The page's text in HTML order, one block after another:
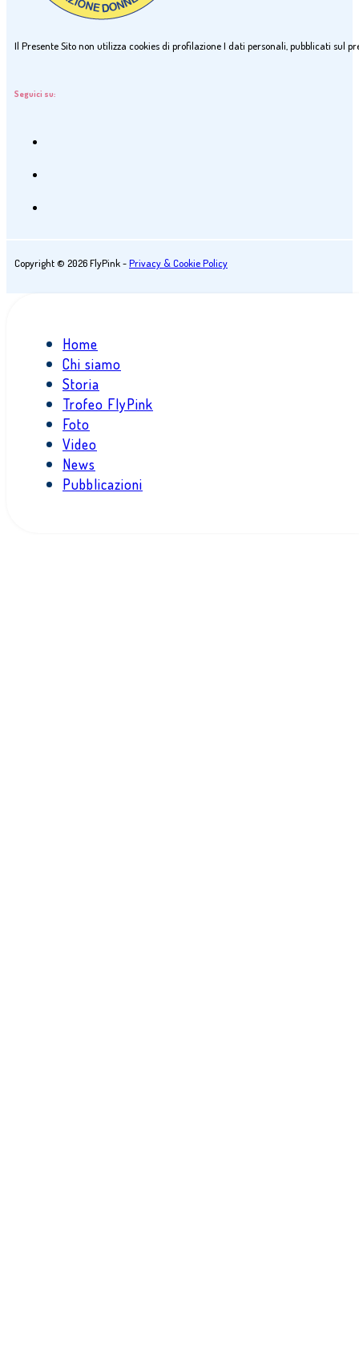
Il Presente Sito non utilizza cookies di profilazione I dati personali, pubblicati sul
Seguici su:
Copyright © 2026 FlyPink -Privacy & Cookie Policy
Home
Chi siamo
Storia
Trofeo FlyPink
Foto
Video
News
Pubblicazioni